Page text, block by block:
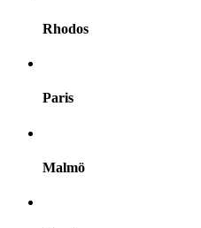
Rhodos
Paris
Malmö